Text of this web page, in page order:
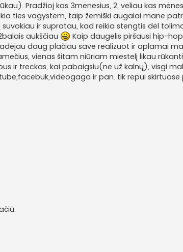
Pradžioj kas 3mėnesius, 2, vėliau kas
ties vagystėm, taip žemiški augalai mane
ir supratau, kad reikia stengtis dėl
aukščiau
Kaip daugelis piršausi hip-
daug plačiau save realizuot ir aplamai
vienas šitam niūriam miestelį likau
ir treckas, kai pabaigsiu(ne už kalnų), visgi
ir pan. tik repui skirtuose